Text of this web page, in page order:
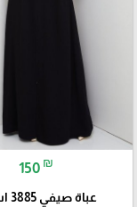
150 ₪
عباة صيفي 3885 اسود